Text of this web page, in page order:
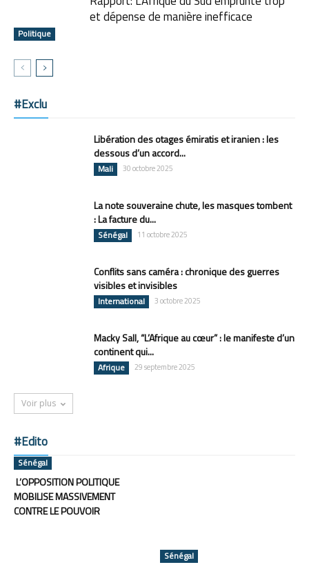
Politique
et dépense de manière inefficace
#Exclu
Libération des otages émiratis et iranien : les
dessous d’un accord...
Mali 30 octobre 2025
La note souveraine chute, les masques tombent
: La facture du...
Sénégal 11 octobre 2025
Conflits sans caméra : chronique des guerres
visibles et invisibles
International 3 octobre 2025
Macky Sall, “L’Afrique au cœur” : le manifeste d’un
continent qui...
Afrique 29 septembre 2025
Voir plus
#Edito
Sénégal
L’OPPOSITION POLITIQUE
MOBILISE MASSIVEMENT
CONTRE LE POUVOIR
Sénégal